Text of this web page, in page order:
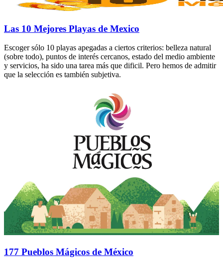
Las 10 Mejores Playas de Mexico
Escoger sólo 10 playas apegadas a ciertos criterios: belleza natural
(sobre todo), puntos de interés cercanos, estado del medio ambiente
y servicios, ha sido una tarea más que dificil. Pero hemos de admitir
que la selección es también subjetiva.
177 Pueblos Mágicos de México